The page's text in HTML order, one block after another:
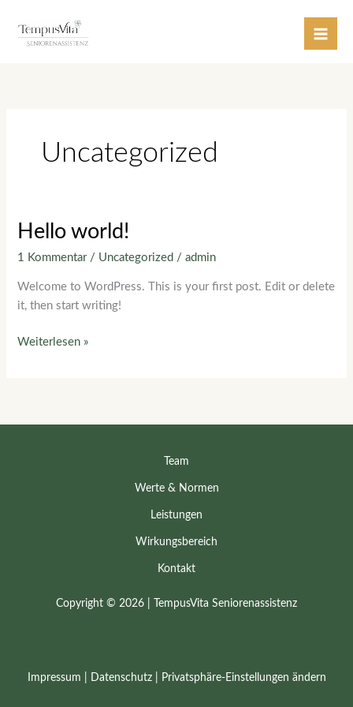
Inhalt
springen
Uncategorized
Hello world!
1 Kommentar / Uncategorized /admin
Welcome to WordPress. This is your first post. Edit or delete
it, then start writing!
Hello
Weiterlesen »
Team
Werte & Normen
Leistungen
Wirkungsbereich
Kontakt
Copyright © 2026 | TempusVita Seniorenassistenz
Impressum Datenschutz| Privatsphäre-Einstellungen ändern